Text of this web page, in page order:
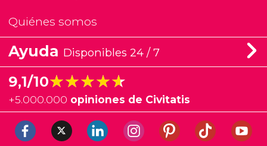
Quiénes somos
Ayuda Disponibles 24 / 7
9,1/10★★★★★
★★★★★
+5.000.000 opiniones de Civitatis